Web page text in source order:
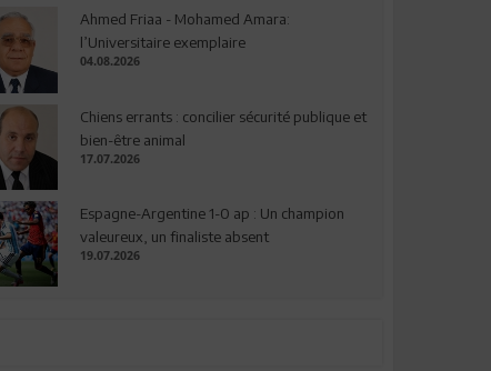
Ahmed Friaa - Mohamed Amara:
l’Universitaire exemplaire
04.08.2026
Chiens errants : concilier sécurité publique et
bien-être animal
17.07.2026
Espagne-Argentine 1-0 ap : Un champion
valeureux, un finaliste absent
19.07.2026